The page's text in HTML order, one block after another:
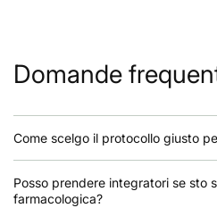
Domande
Come scelgo il protocollo giusto
Posso prendere integratori se sto
farmacologica?